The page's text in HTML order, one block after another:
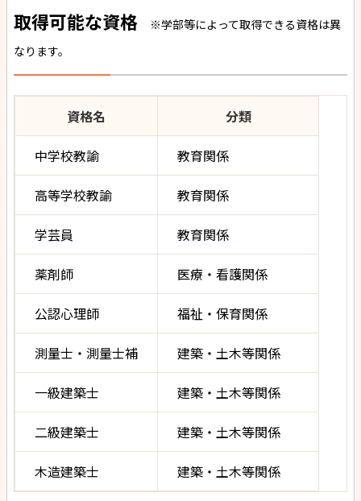
取得可能な資格
※学部等によって取得できる資格は異
なります。
資格名 分類
中学校教諭 教育関係
高等学校教諭 教育関係
学芸員 教育関係
薬剤師 医療・看護関係
公認心理師 福祉・保育関係
測量士・測量士補 建築・土木等関係
一級建築士 建築・土木等関係
二級建築士 建築・土木等関係
木造建築士 建築・土木等関係